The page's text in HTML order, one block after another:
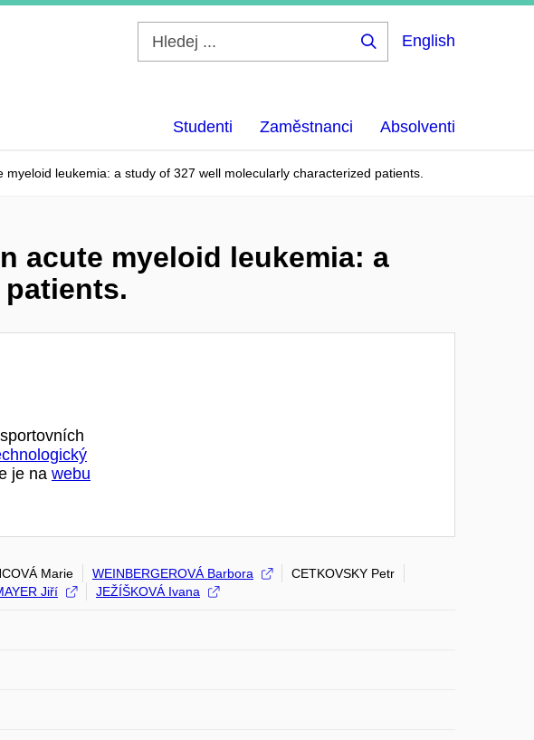
English
Studenti Zaměstnanci Absolventi
leukemia: a study of 327 well molecularly characterized patients.
acute myeloid leukemia: a
je na webu
Marie WEINBERGEROVÁ Barbora
CETKOVSKY Petr
Jiří JEŽÍŠKOVÁ Ivana